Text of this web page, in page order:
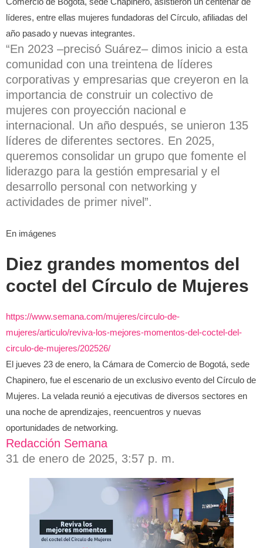
líderes, entre ellas mujeres fundadoras del Círculo, afiliadas del
año pasado y nuevas integrantes.
“En 2023 –precisó Suárez– dimos inicio a esta
comunidad con una treintena de líderes
corporativas y empresarias que creyeron en la
importancia de construir un colectivo de
mujeres con proyección nacional e
internacional. Un año después, se unieron 135
líderes de diferentes sectores. En 2025,
queremos consolidar un grupo que fomente el
liderazgo para la gestión empresarial y el
desarrollo personal con networking y
actividades de primer nivel”.
En imágenes
Diez grandes momentos del
coctel del Círculo de Mujeres
https://www.semana.com/mujeres/circulo-de-
mujeres/articulo/reviva-los-mejores-momentos-del-coctel-del-
circulo-de-mujeres/202526/
El jueves 23 de enero, la Cámara de Comercio de Bogotá, sede
Chapinero, fue el escenario de un exclusivo evento del Círculo de
Mujeres. La velada reunió a ejecutivas de diversos sectores en
una noche de aprendizajes, reencuentros y nuevas
oportunidades de networking.
Redacción Semana
31 de enero de 2025, 3:57 p. m.